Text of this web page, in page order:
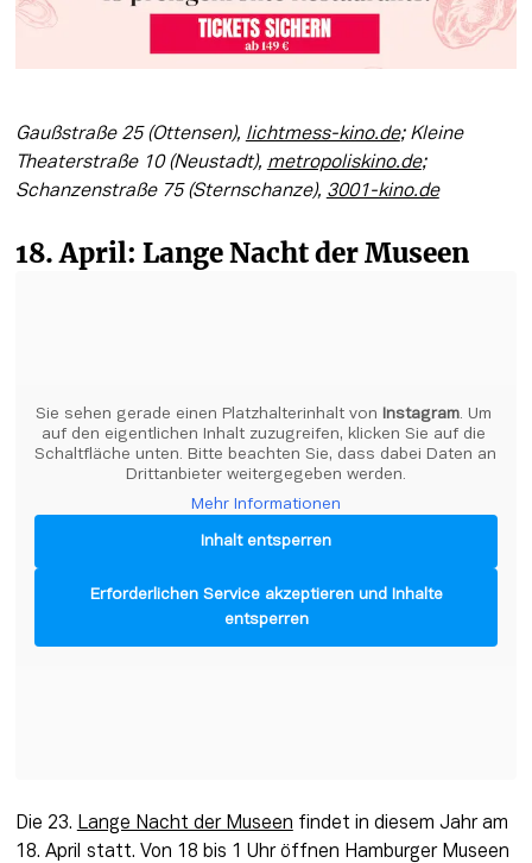
Gaußstraße 25 (Ottensen), lichtmess-kino.de; Kleine
Theaterstraße 10 (Neustadt), metropoliskino.de;
Schanzenstraße 75 (Sternschanze), 3001-kino.de
18. April: Lange Nacht der Museen
Sie sehen gerade einen Platzhalterinhalt von Instagram. Um
auf den eigentlichen Inhalt zuzugreifen, klicken Sie auf die
Schaltfläche unten. Bitte beachten Sie, dass dabei Daten an
Drittanbieter weitergegeben werden.
Mehr Informationen
Inhalt entsperren
Erforderlichen Service akzeptieren und Inhalte
entsperren
Die 23. Lange Nacht der Museen findet in diesem Jahr am
18. April statt. Von 18 bis 1 Uhr öffnen Hamburger Museen